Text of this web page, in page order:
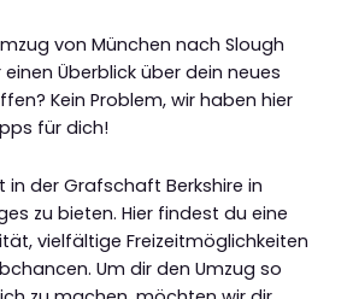
von München nach Slough
Überblick über dein neues
Kein Problem, wir haben hier
für dich!
in der Grafschaft Berkshire in
zu bieten. Hier findest du eine
vielfältige Freizeitmöglichkeiten
Um dir den Umzug so